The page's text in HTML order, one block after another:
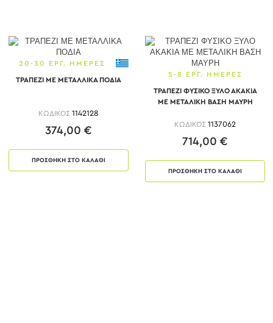
20-30 ΕΡΓ. ΗΜΕΡΕΣ
ΤΡΑΠΕΖΙ ΜΕ ΜΕΤΑΛΛΙΚΑ ΠΟΔΙΑ
ΚΩΔΙΚΟΣ 1142128
374,00 €
ΠΡΟΣΘΗΚΗ ΣΤΟ ΚΑΛΑΘΙ
5-8 ΕΡΓ. ΗΜΕΡΕΣ
ΤΡΑΠΕΖΙ ΦΥΣΙΚΟ ΞΥΛΟ ΑΚΑΚΙΑ
ΜΕ ΜΕΤΑΛΙΚΗ ΒΑΣΗ ΜΑΥΡΗ
ΚΩΔΙΚΟΣ 1137062
714,00 €
ΠΡΟΣΘΗΚΗ ΣΤΟ ΚΑΛΑΘΙ